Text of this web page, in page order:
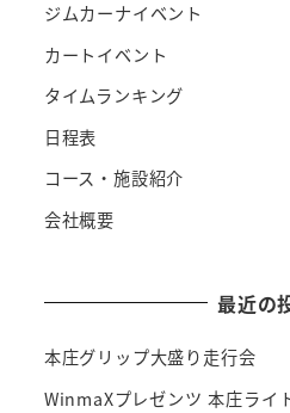
ジムカーナイベント
カートイベント
タイムランキング
日程表
コース・施設紹介
会社概要
最近の
本庄グリップ大盛り走行会
WinmaXプレゼンツ 本庄ライ